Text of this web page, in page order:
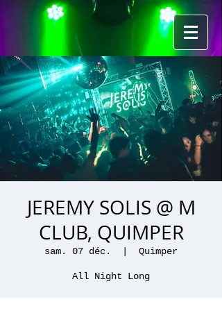
JEREMY SOLIS @ M
CLUB, QUIMPER
sam. 07 déc. Quimper
All Night Long